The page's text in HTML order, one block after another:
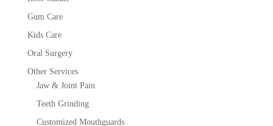
Gum Care
Kids Care
Oral Surgery
Other Services
Jaw & Joint Pain
Teeth Grinding
Customized Mouthguards